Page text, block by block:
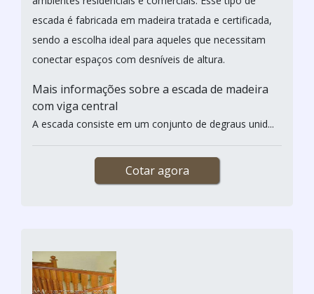
escada é fabricada em madeira tratada e certificada,
sendo a escolha ideal para aqueles que necessitam
conectar espaços com desníveis de altura.
Mais informações sobre a escada de madeira
com viga central
A escada consiste em um conjunto de degraus unid...
Cotar agora